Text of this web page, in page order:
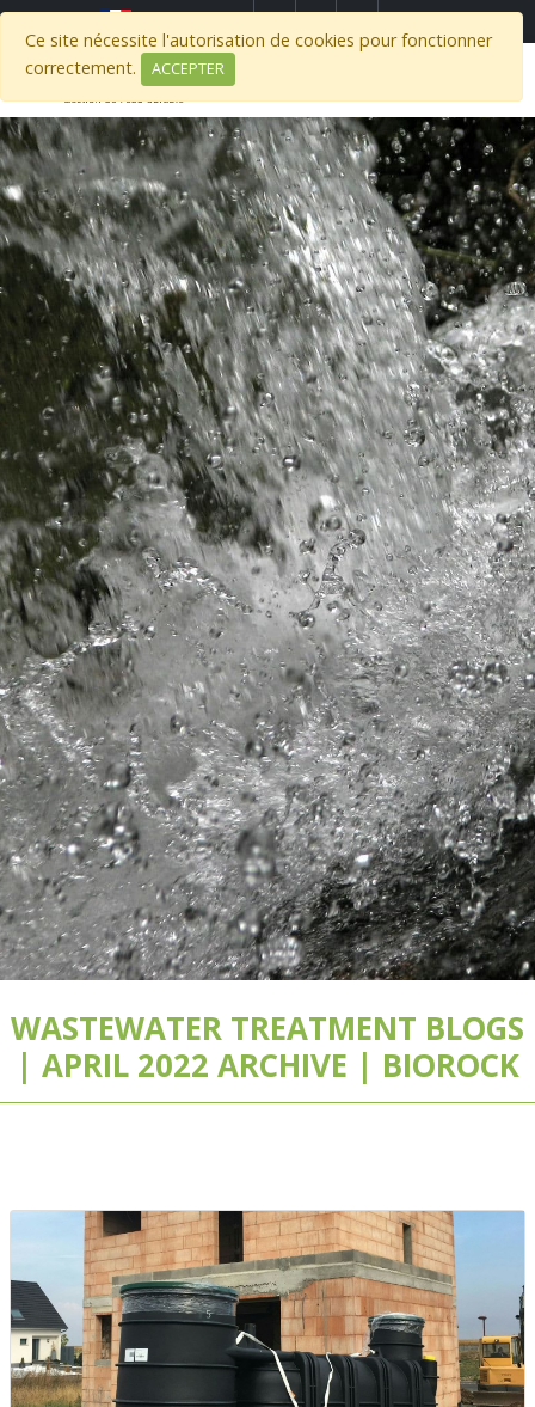
WASTEWATER TREATMENT BLOGS
| APRIL 2022 ARCHIVE | BIOROCK
Ce site nécessite l'autorisation de cookies pour fonctionner
correctement.
ACCEPTER